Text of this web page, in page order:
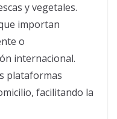
y vegetales.
importan
o
internacional.
plataformas
facilitando la